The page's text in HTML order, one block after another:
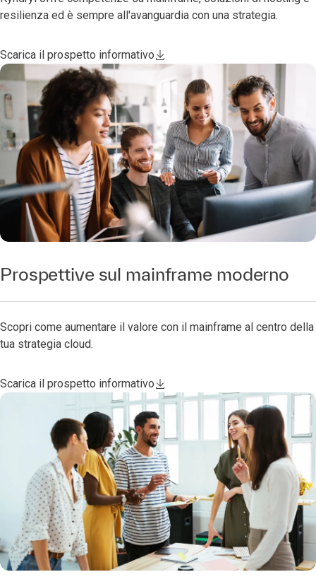
resilienza ed è sempre all'avanguardia con una strategia.
Scarica il prospetto informativo
Prospettive sul mainframe moderno
Scopri come aumentare il valore con il mainframe al centro della
tua strategia cloud.
Scarica il prospetto informativo